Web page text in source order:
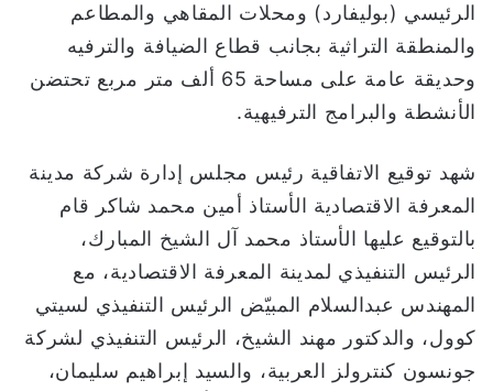
الرئيسي (بوليفارد) ومحلات المقاهي والمطاعم
والمنطقة التراثية بجانب قطاع الضيافة والترفيه
وحديقة عامة على مساحة 65 ألف متر مربع تحتضن
الأنشطة والبرامج الترفيهية.
شهد توقيع الاتفاقية رئيس مجلس إدارة شركة مدينة
المعرفة الاقتصادية الأستاذ أمين محمد شاكر قام
بالتوقيع عليها الأستاذ محمد آل الشيخ المبارك،
الرئيس التنفيذي لمدينة المعرفة الاقتصادية، مع
المهندس عبدالسلام المبيّض الرئيس التنفيذي لسيتي
كوول، والدكتور مهند الشيخ، الرئيس التنفيذي لشركة
جونسون كنترولز العربية، والسيد إبراهيم سليمان،